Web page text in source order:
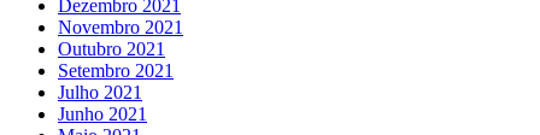
Dezembro 2021
Novembro 2021
Outubro 2021
Setembro 2021
Julho 2021
Junho 2021